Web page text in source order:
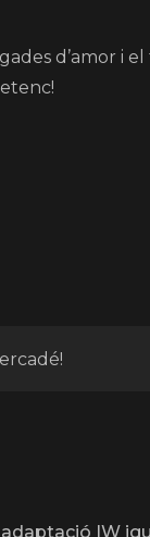
d’amor i
IW